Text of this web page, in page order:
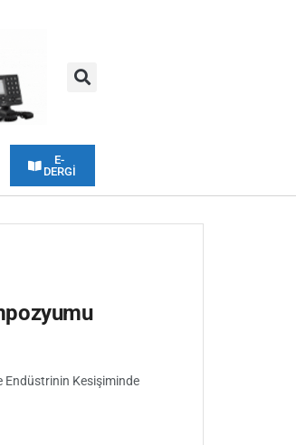
E-
DERGİ
Endüstrinin Kesişiminde